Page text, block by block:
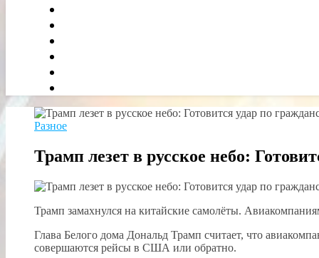
Разное
Трамп лезет в русское небо:
Трамп замахнулся на китайские самолёты.
Глава Белого дома Дональд Трамп считает, что
совершаются рейсы в США или обратно.